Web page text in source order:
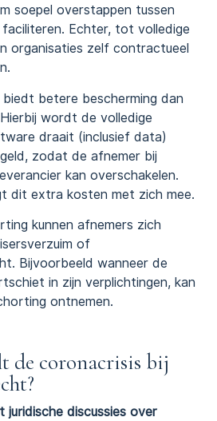
soepel overstappen tussen
Echter, tot volledige
organisaties zelf contractueel
betere bescherming dan
wordt de volledige
draait (inclusief data)
zodat de afnemer bij
kan overschakelen.
dit extra kosten met zich mee.
kunnen afnemers zich
of
Bijvoorbeeld wanneer de
in zijn verplichtingen, kan
ontnemen.
de coronacrisis bij
juridische discussies over